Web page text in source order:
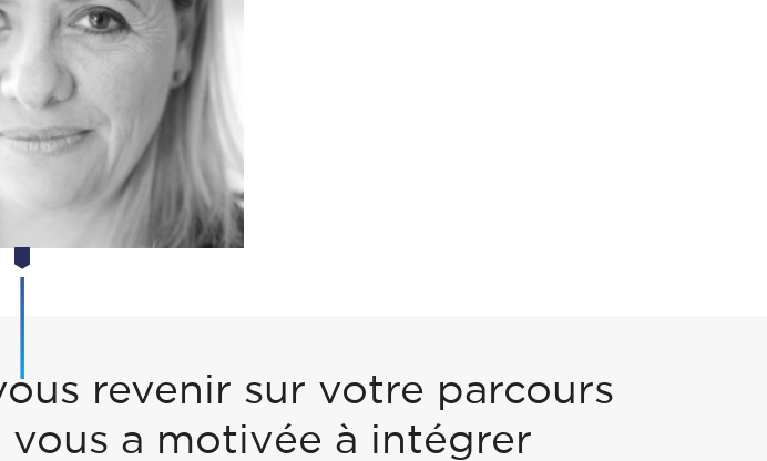
revenir sur votre parcours
a motivée à intégrer